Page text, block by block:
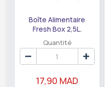
Boîte Alimentaire
Fresh Box 2,5L.
Quantité
17,90 MAD